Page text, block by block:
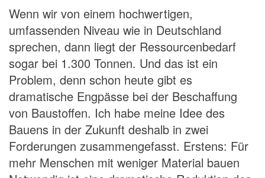
Wenn wir von einem hochwertigen,
umfassenden Niveau wie in Deutschland
sprechen, dann liegt der Ressourcenbedarf
sogar bei 1.300 Tonnen. Und das ist ein
Problem, denn schon heute gibt es
dramatische Engpässe bei der Beschaffung
von Baustoffen. Ich habe meine Idee des
Bauens in der Zukunft deshalb in zwei
Forderungen zusammengefasst. Erstens: Für
mehr Menschen mit weniger Material bauen